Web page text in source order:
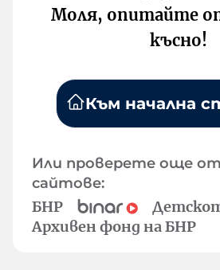
Моля, опитайте
късно!
Към начална
Или проверете още
сайтове:
БНР
Архивен фонд на БНР